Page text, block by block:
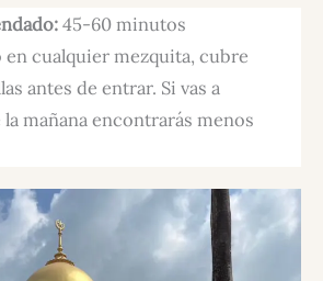
45-60 minutos
cualquier mezquita, cubre
antes de entrar. Si vas a
mañana encontrarás menos